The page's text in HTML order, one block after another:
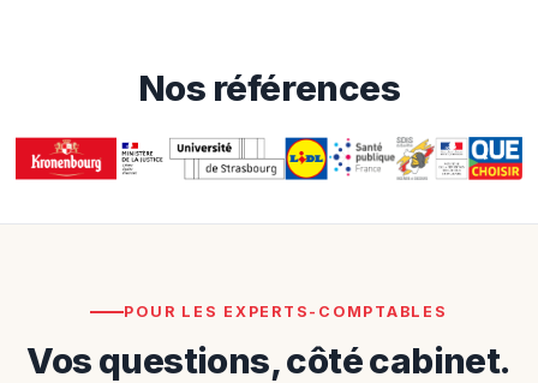
Nos références
POUR LES EXPERTS-COMPTABLES
Vos questions, côté cabinet.